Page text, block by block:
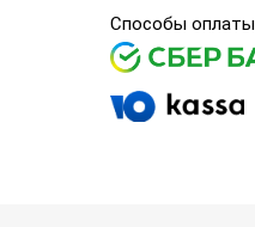
Способы оплаты